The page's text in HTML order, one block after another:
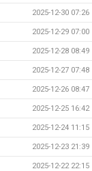
2025-12-30 07:26
2025-12-29 07:00
2025-12-28 08:49
2025-12-27 07:48
2025-12-26 08:47
2025-12-25 16:42
2025-12-24 11:15
2025-12-23 21:39
2025-12-22 22:15